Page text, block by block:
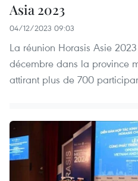
Asia 2023
04/12/2023 09:03
La réunion Horasis Asie
décembre dans la province
attirant plus de 700